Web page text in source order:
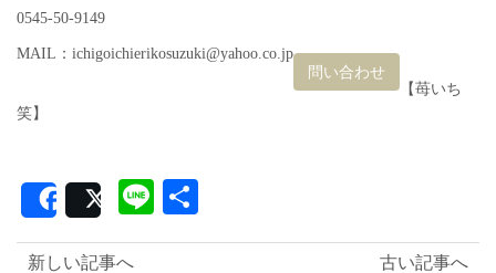
0545-50-9149
MAIL：ichigoichierikosuzuki@yahoo.co.jp
問い合わせ
【苺いち
笑】
SharePost Line
有
古い記事へ
新しい記事へ